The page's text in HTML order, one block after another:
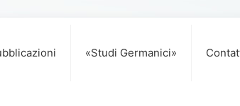
«Studi Germanici»